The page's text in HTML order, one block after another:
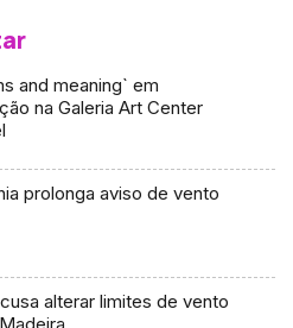
and meaning` em
na Galeria Art Center
prolonga aviso de vento
alterar limites de vento